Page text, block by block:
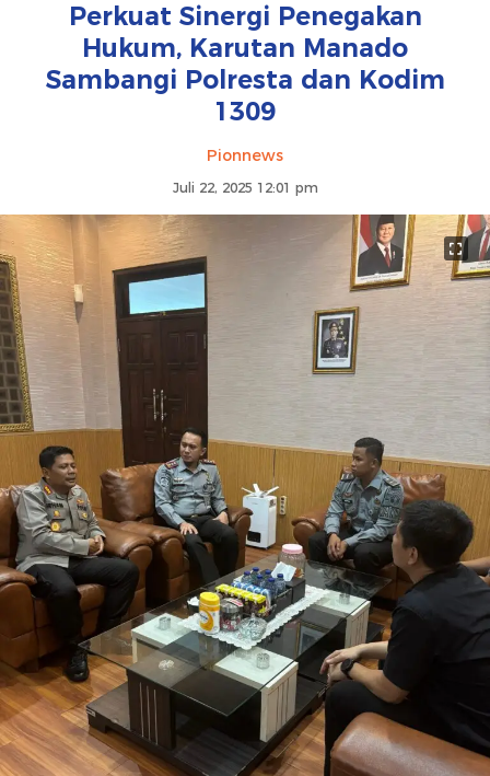
Perkuat Sinergi Penegakan
Hukum, Karutan Manado
Sambangi Polresta dan Kodim
1309
Pionnews
Juli 22, 2025 12:01 pm